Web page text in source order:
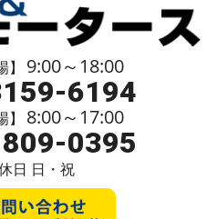
9:00～18:00
6194
8:00～17:00
0395
日 日・祝